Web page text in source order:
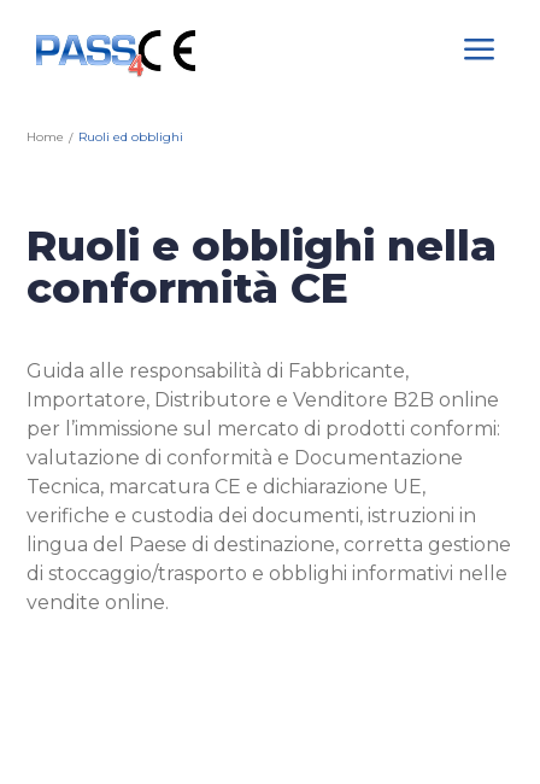
a
Home / Ruoli ed obblighi
Ruoli e obblighi nella
conformità CE
Guida alle responsabilità di Fabbricante,
Importatore, Distributore e Venditore B2B online
per l’immissione sul mercato di prodotti conformi:
valutazione di conformità e Documentazione
Tecnica, marcatura CE e dichiarazione UE,
verifiche e custodia dei documenti, istruzioni in
lingua del Paese di destinazione, corretta gestione
di stoccaggio/trasporto e obblighi informativi nelle
vendite online.